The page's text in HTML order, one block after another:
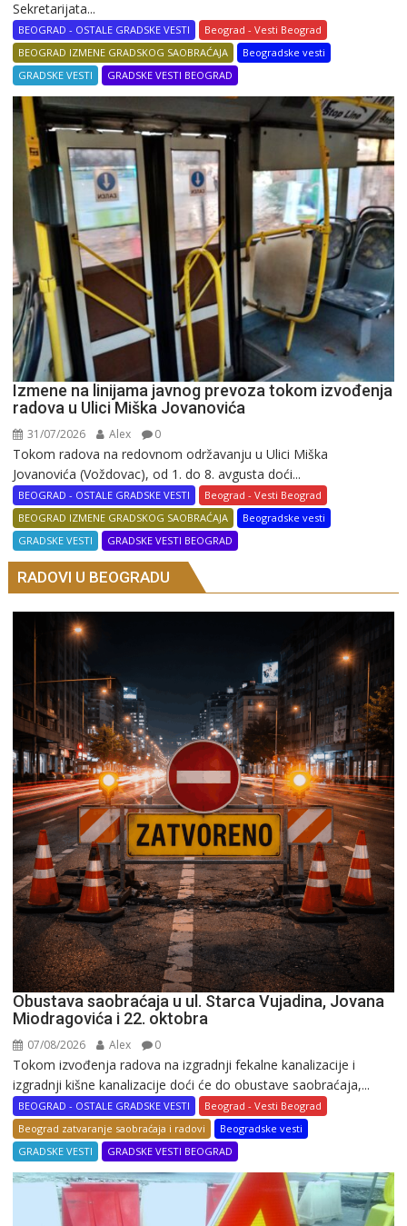
Sekretarijata...
BEOGRAD - OSTALE GRADSKE VESTI
Beograd - Vesti Beograd
BEOGRAD IZMENE GRADSKOG SAOBRAĆAJA
Beogradske vesti
GRADSKE VESTI
GRADSKE VESTI BEOGRAD
Izmene na linijama javnog prevoza tokom izvođenja
radova u Ulici Miška Jovanovića
31/07/2026 Alex 0
Tokom radova na redovnom održavanju u Ulici Miška
Jovanovića (Voždovac), od 1. do 8. avgusta doći...
BEOGRAD - OSTALE GRADSKE VESTI
Beograd - Vesti Beograd
BEOGRAD IZMENE GRADSKOG SAOBRAĆAJA
Beogradske vesti
GRADSKE VESTI
GRADSKE VESTI BEOGRAD
RADOVI U BEOGRADU
Obustava saobraćaja u ul. Starca Vujadina, Jovana
Miodragovića i 22. oktobra
07/08/2026 Alex 0
Tokom izvođenja radova na izgradnji fekalne kanalizacije i
izgradnji kišne kanalizacije doći će do obustave saobraćaja,...
BEOGRAD - OSTALE GRADSKE VESTI
Beograd - Vesti Beograd
Beograd zatvaranje saobraćaja i radovi
Beogradske vesti
GRADSKE VESTI
GRADSKE VESTI BEOGRAD